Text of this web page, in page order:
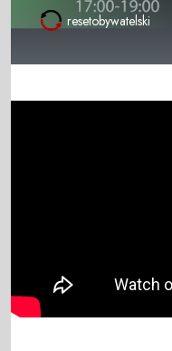
resetobywatelski